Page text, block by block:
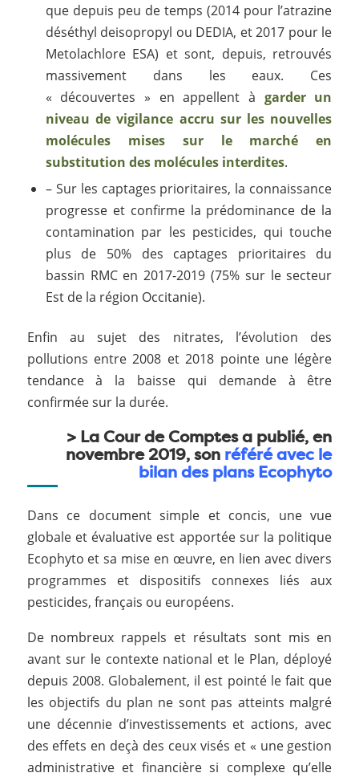
que depuis peu de temps (2014 pour l’atrazine
déséthyl deisopropyl ou DEDIA, et 2017 pour le
Metolachlore ESA) et sont, depuis, retrouvés
massivement dans les eaux. Ces
« découvertes » en appellent à garder un
niveau de vigilance accru sur les nouvelles
molécules mises sur le marché en
substitution des molécules interdites.
– Sur les captages prioritaires, la connaissance
progresse et confirme la prédominance de la
contamination par les pesticides, qui touche
plus de 50% des captages prioritaires du
bassin RMC en 2017-2019 (75% sur le secteur
Est de la région Occitanie).
Enfin au sujet des nitrates, l’évolution des
pollutions entre 2008 et 2018 pointe une légère
tendance à la baisse qui demande à être
confirmée sur la durée.
> La Cour de Comptesa publié, en
novembre 2019, son référé avec le
bilan des plans Ecophyto
Dans ce document simple et concis, une vue
globale et évaluative est apportée sur la politique
Ecophyto et sa mise en œuvre, en lien avec divers
programmes et dispositifs connexes liés aux
pesticides, français ou européens.
De nombreux rappels et résultats sont mis en
avant sur le contexte national et le Plan, déployé
depuis 2008. Globalement, il est pointé le fait que
les objectifs du plan ne sont pas atteints malgré
une décennie d’investissements et actions, avec
des effets en deçà des ceux visés et « une gestion
administrative et financière si complexe qu’elle